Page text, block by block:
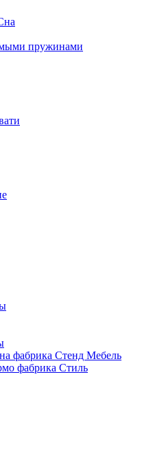
пружинами
фабрика Стенд Мебель
фабрика Стиль